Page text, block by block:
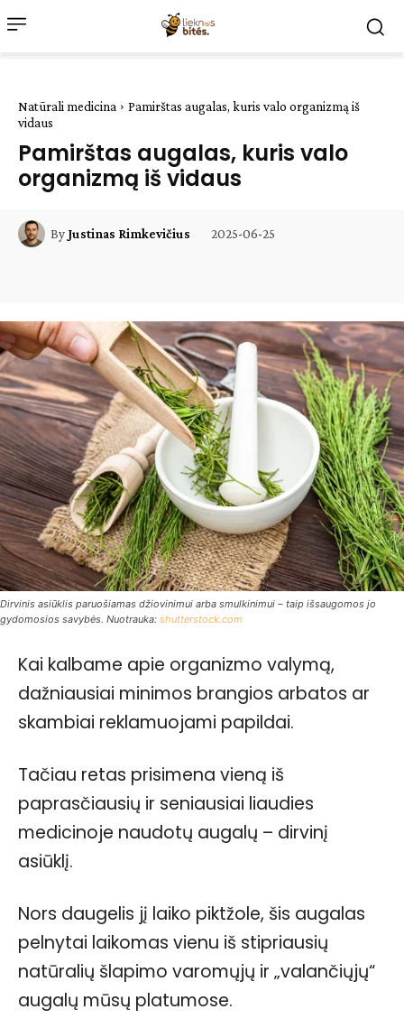
Natūrali medicina
Pamirštas augalas, kuris valo organizmą iš
vidaus
Pamirštas augalas, kuris valo
organizmą iš vidaus
ByJustinas Rimkevičius 2025-06-25
Dirvinis asiūklis paruošiamas džiovinimui arba smulkinimui – taip išsaugomos jo
gydomosios savybės. Nuotrauka: shutterstock.com
Kai kalbame apie organizmo valymą,
dažniausiai minimos brangios arbatos ar
skambiai reklamuojami papildai.
Tačiau retas prisimena vieną iš
paprasčiausių ir seniausiai liaudies
medicinoje naudotų augalų – dirvinį
asiūklį.
Nors daugelis jį laiko piktžole, šis augalas
pelnytai laikomas vienu iš stipriausių
natūralių šlapimo varomųjų ir „valančiųjų“
augalų mūsų platumose.